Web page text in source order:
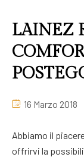
LAINEZ
16 Marzo 2018
Abbiamo il
offrirvi la